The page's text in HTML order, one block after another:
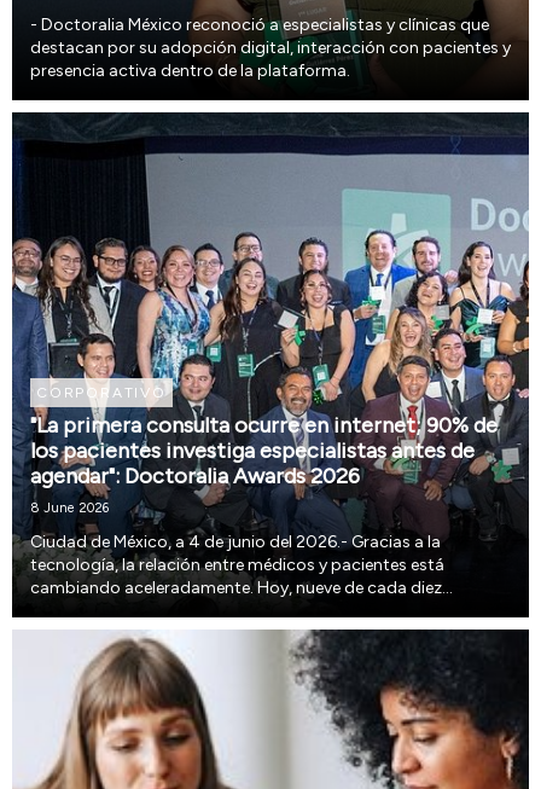
- Doctoralia México reconoció a especialistas y clínicas que
destacan por su adopción digital, interacción con pacientes y
presencia activa dentro de la plataforma.
CORPORATIVO
"La primera consulta ocurre en internet; 90% de
los pacientes investiga especialistas antes de
agendar": Doctoralia Awards 2026
8 June 2026
Ciudad de México, a 4 de junio del 2026.- Gracias a la
tecnología, la relación entre médicos y pacientes está
cambiando aceleradamente. Hoy, nueve de cada diez
una consulta y el 84% revisa opiniones y reseñas pa...